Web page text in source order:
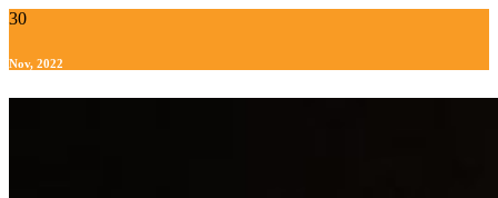
30
Nov, 2022